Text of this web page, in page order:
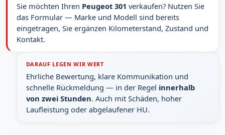
Sie möchten Ihren Peugeot 301 verkaufen? Nutzen Sie
das Formular — Marke und Modell sind bereits
eingetragen, Sie ergänzen Kilometerstand, Zustand und
Kontakt.
DARAUF LEGEN WIR WERT
Ehrliche Bewertung, klare Kommunikation und
schnelle Rückmeldung — in der Regel innerhalb
von zwei Stunden. Auch mit Schäden, hoher
Laufleistung oder abgelaufener HU.